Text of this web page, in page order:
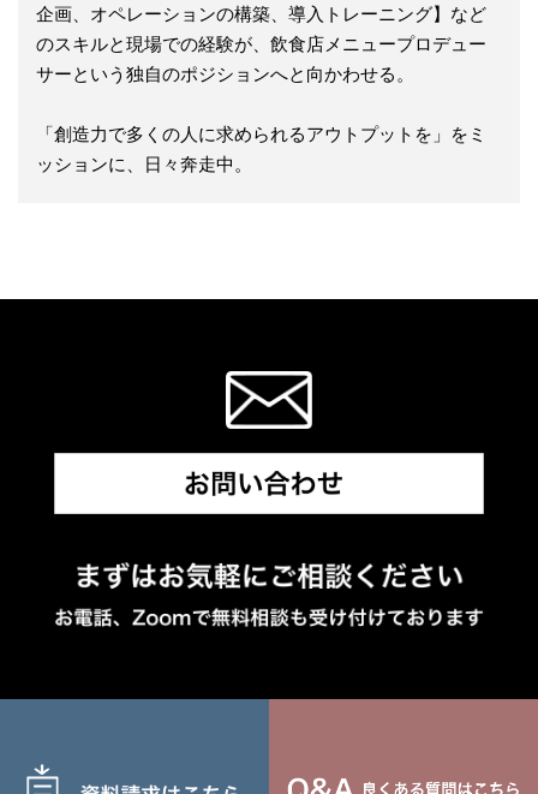
企画、オペレーションの構築、導入トレーニング】など
のスキルと現場での経験が、飲食店メニュープロデュー
サーという独自のポジションへと向かわせる。
「創造力で多くの人に求められるアウトプットを」をミ
ッションに、日々奔走中。